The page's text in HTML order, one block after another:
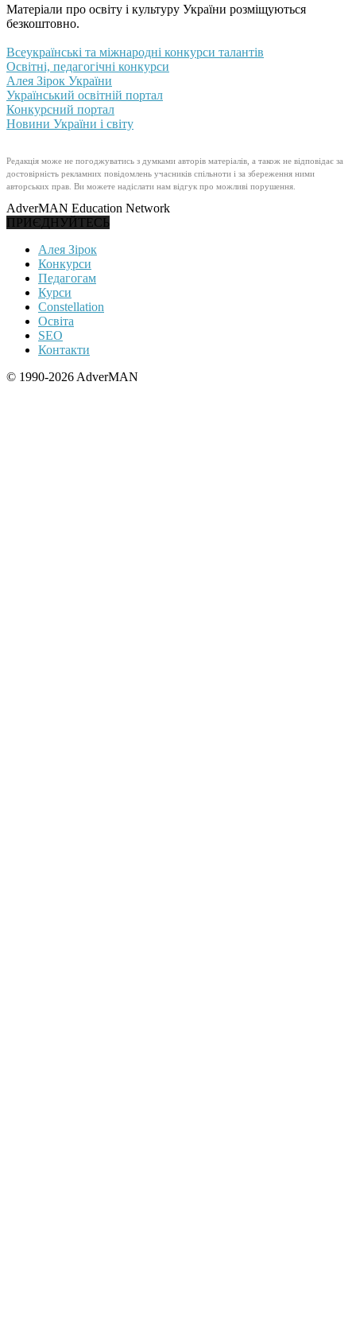
Матеріали про освіту і культуру України розміщуються
безкоштовно.
Всеукраїнські та міжнародні конкурси талантів
Освітні, педагогічні конкурси
Алея Зірок України
Український освітній портал
Конкурсний портал
Новини України і світу
Редакція може не погоджуватись з думками авторів матеріалів, а також не відповідає за
достовірність рекламних повідомлень учасників спільноти і за збереження ними
авторських прав. Ви можете надіслати нам відгук про можливі порушення.
AdverMAN Education Network
ПРИЄДНУЙТЕСЬ
Алея Зірок
Конкурси
Педагогам
Курси
Constellation
Освіта
SEO
Контакти
© 1990-2026 AdverMAN